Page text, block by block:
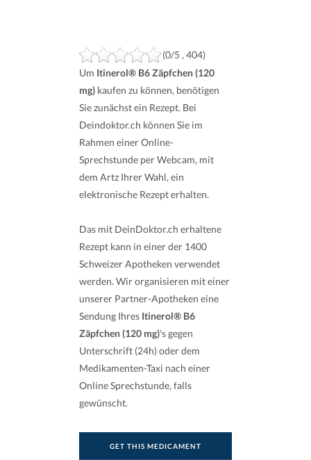
(0/5 , 404)
Um Itinerol® B6 Zäpfchen (120
mg) kaufen zu können, benötigen
Sie zunächst ein Rezept. Bei
Deindoktor.ch können Sie im
Rahmen einer Online-
Sprechstunde per Webcam, mit
dem Artz Ihrer Wahl, ein
elektronische Rezept erhalten.
Das mit DeinDoktor.ch erhaltene
Rezept kann in einer der 1400
Schweizer Apotheken verwendet
werden. Wir organisieren mit einer
unserer Partner-Apotheken eine
Sendung Ihres Itinerol® B6
Zäpfchen (120 mg)'s gegen
Unterschrift (24h) oder dem
Medikamenten-Taxi nach einer
Online Sprechstunde, falls
gewünscht.
GET THIS MEDICAMENT